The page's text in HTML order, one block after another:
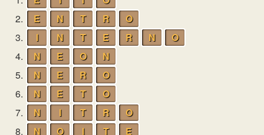
2.
E N T R
O
3.
I N T E R N
O
4.
N E O
N
5.
N E R
O
6.
N E T
O
7.
N I T R
O
8.
N O I T
E